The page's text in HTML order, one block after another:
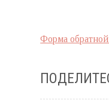
Форма